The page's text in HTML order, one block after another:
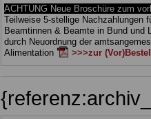
ACHTUNG Neue Broschüre zum
Teilweise 5-stellige Nachzahlungen
Beamtinnen & Beamte in Bund und
durch Neuordnung der
Alimentation
>>>zur